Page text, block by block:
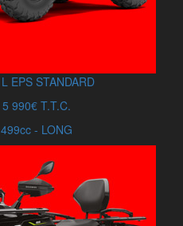
L EPS STANDARD
5 990€ T.T.C.
499cc - LONG